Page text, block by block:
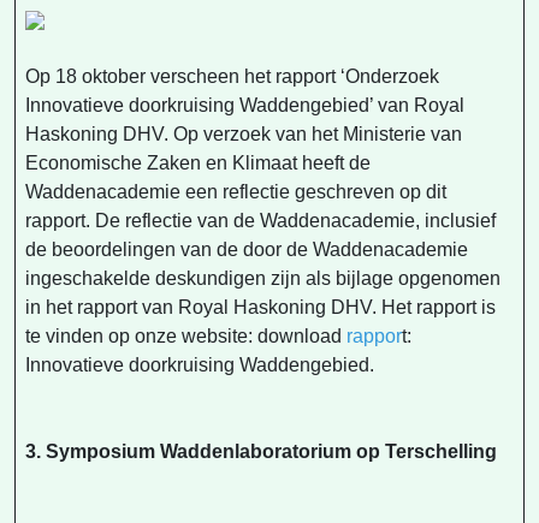
Op 18 oktober verscheen het rapport ‘Onderzoek
Innovatieve doorkruising Waddengebied’ van Royal
Haskoning DHV. Op verzoek van het Ministerie van
Economische Zaken en Klimaat heeft de
Waddenacademie een reflectie geschreven op dit
rapport. De reflectie van de Waddenacademie, inclusief
de beoordelingen van de door de Waddenacademie
ingeschakelde deskundigen zijn als bijlage opgenomen
in het rapport van Royal Haskoning DHV. Het rapport is
te vinden op onze website: download rapport:
Innovatieve doorkruising Waddengebied.
3. Symposium Waddenlaboratorium op Terschelling